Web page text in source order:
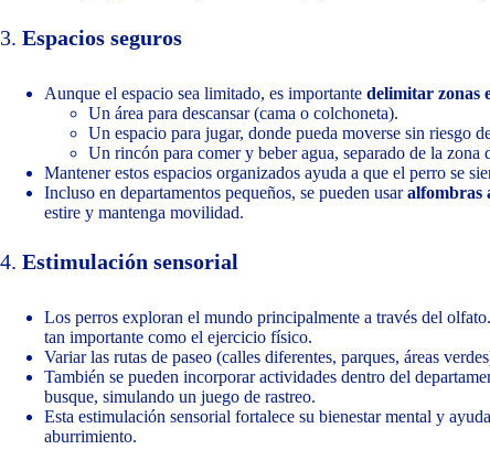
3. Espacios seguros
Aunque el espacio sea limitado, es importante delimitar zonas
Un área para descansar (cama o colchoneta).
Un espacio para jugar, donde pueda moverse sin riesgo
Un rincón para comer y beber agua, separado de la zona
Mantener estos espacios organizados ayuda a que el perro se
Incluso en departamentos pequeños, se pueden usaralfombras
estire y mantenga movilidad.
4. Estimulación sensorial
Los perros exploran el mundo principalmente a través del
tan importante como el ejercicio físico.
Variar las rutas de paseo (calles diferentes, parques, áreas
También se pueden incorporar actividades dentro del
busque, simulando un juego de rastreo.
Esta estimulación sensorial fortalece su bienestar mental y
aburrimiento.